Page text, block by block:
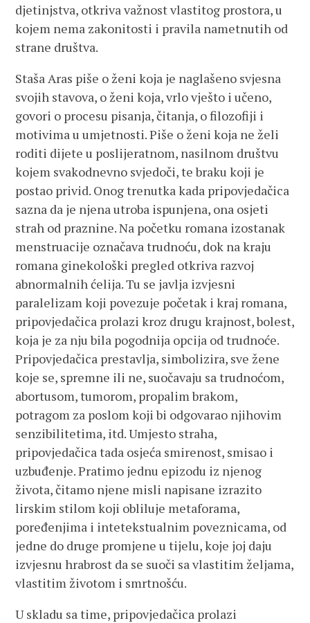
djetinjstva, otkriva važnost vlastitog prostora, u
kojem nema zakonitosti i pravila nametnutih od
strane društva.
Staša Aras piše o ženi koja je naglašeno svjesna
svojih stavova, o ženi koja, vrlo vješto i učeno,
govori o procesu pisanja, čitanja, o filozofiji i
motivima u umjetnosti. Piše o ženi koja ne želi
roditi dijete u poslijeratnom, nasilnom društvu
kojem svakodnevno svjedoči, te braku koji je
postao privid. Onog trenutka kada pripovjedačica
sazna da je njena utroba ispunjena, ona osjeti
strah od praznine. Na početku romana izostanak
menstruacije označava trudnoću, dok na kraju
romana ginekološki pregled otkriva razvoj
abnormalnih ćelija. Tu se javlja izvjesni
paralelizam koji povezuje početak i kraj romana,
pripovjedačica prolazi kroz drugu krajnost, bolest,
koja je za nju bila pogodnija opcija od trudnoće.
Pripovjedačica prestavlja, simbolizira, sve žene
koje se, spremne ili ne, suočavaju sa trudnoćom,
abortusom, tumorom, propalim brakom,
potragom za poslom koji bi odgovarao njihovim
senzibilitetima, itd. Umjesto straha,
pripovjedačica tada osjeća smirenost, smisao i
uzbuđenje. Pratimo jednu epizodu iz njenog
života, čitamo njene misli napisane izrazito
lirskim stilom koji obliluje metaforama,
poređenjima i intetekstualnim poveznicama, od
jedne do druge promjene u tijelu, koje joj daju
izvjesnu hrabrost da se suoči sa vlastitim željama,
vlastitim životom i smrtnošću.
U skladu sa time, pripovjedačica prolazi